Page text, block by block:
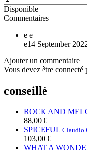
Disponible
Commentaires
e e
e14 September 2022
Ajouter un commentaire
Vous devez être connecté
conseillé
ROCK AND
88,00 €
SPICEFUL Claudio
103,00 €
WHAT A